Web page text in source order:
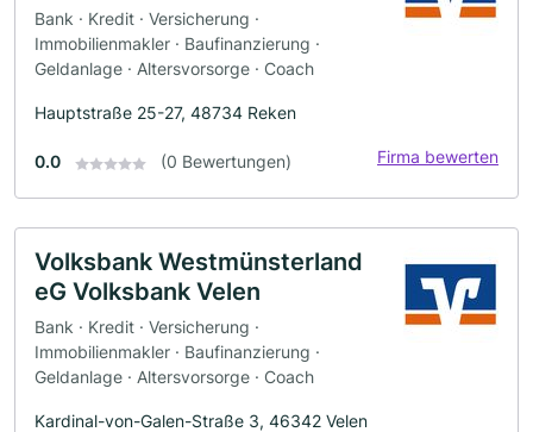
Bank · Kredit · Versicherung ·
Immobilienmakler · Baufinanzierung ·
Geldanlage · Altersvorsorge · Coach
Hauptstraße 25-27, 48734 Reken
0.0 (0 Bewertungen) Firma bewerten
Volksbank Westmünsterland
eG Volksbank Velen
Bank · Kredit · Versicherung ·
Immobilienmakler · Baufinanzierung ·
Geldanlage · Altersvorsorge · Coach
Kardinal-von-Galen-Straße 3, 46342 Velen